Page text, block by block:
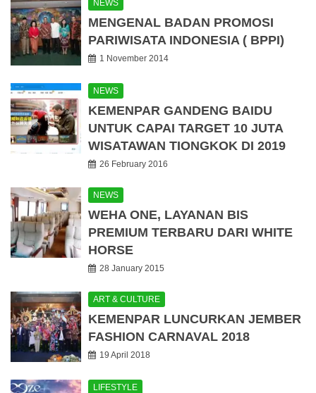
NEWS
MENGENAL BADAN PROMOSI
PARIWISATA INDONESIA ( BPPI)
1 November 2014
NEWS
KEMENPAR GANDENG BAIDU
UNTUK CAPAI TARGET 10 JUTA
WISATAWAN TIONGKOK DI 2019
26 February 2016
NEWS
WEHA ONE, LAYANAN BIS
PREMIUM TERBARU DARI WHITE
HORSE
28 January 2015
ART & CULTURE
KEMENPAR LUNCURKAN JEMBER
FASHION CARNAVAL 2018
19 April 2018
LIFESTYLE